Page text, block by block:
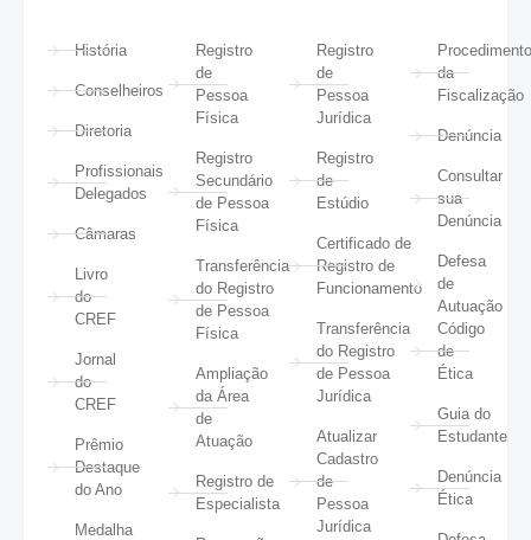
História
Conselheiros
Diretoria
Profissionais
Delegados
Câmaras
Livro
do
CREF
Jornal
do
CREF
Prêmio
Destaque
do Ano
Medalha
Registro
de
Pessoa
Física
Registro
Secundário
de Pessoa
Física
Transferência
do Registro
de Pessoa
Física
Ampliação
da Área
de
Atuação
Registro de
Especialista
Registro
de
Pessoa
Jurídica
Registro
de
Estúdio
Certificado de
Registro de
Funcionamento
Transferência
do Registro
de Pessoa
Jurídica
Atualizar
Cadastro
de
Pessoa
Jurídica
da
Fiscalização
Denúncia
Consultar
sua
Denúncia
Defesa
de
Autuação
Código
de
Ética
Guia do
Estudante
Denúncia
Ética